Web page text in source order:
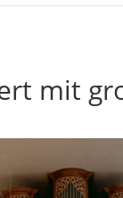
mit